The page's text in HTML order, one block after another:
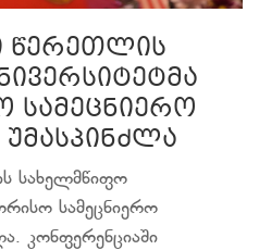
წერეთლის
სამეცნიერო
სახელმწიფო
სამეცნიერო
კონფერენციაში